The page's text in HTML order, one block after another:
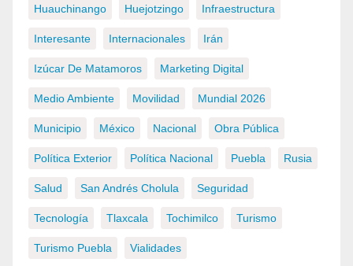
Huauchinango Huejotzingo Infraestructura
Interesante Internacionales Irán
Izúcar De Matamoros Marketing Digital
Medio Ambiente Movilidad Mundial 2026
Municipio México Nacional Obra Pública
Política Exterior Política Nacional Puebla Rusia
Salud San Andrés Cholula Seguridad
Tecnología Tlaxcala Tochimilco Turismo
Turismo Puebla Vialidades